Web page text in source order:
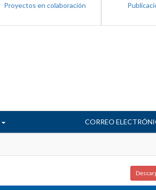
Proyectos en colaboración
CORREO